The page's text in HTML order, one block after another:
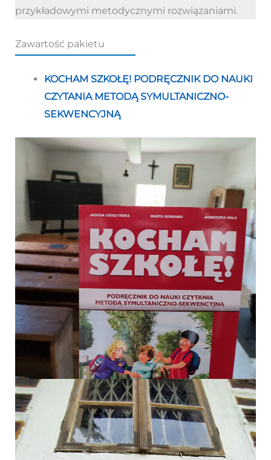
przykładowymi metodycznymi rozwiązaniami.
Zawartość pakietu
KOCHAM SZKOŁĘ! PODRĘCZNIK DO NAUKI
CZYTANIA METODĄ SYMULTANICZNO-
SEKWENCYJNĄ